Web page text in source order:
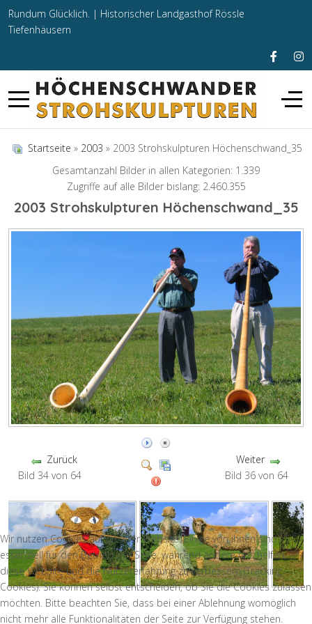
Rundum Glücklich. | Historischer Landgasthof Rössle
Tiefenhäusern
Startseite » 2003 » 2003 Strohskulpturen Höchenschwand_35
Gesamtanzahl Bilder in allen Kategorien: 1.339
Zugriffe auf alle Bilder bislang: 2.460.355
2003 Strohskulpturen Höchenschwand_35
Zurück
Bild 34 von 64
Weiter
Bild 36 von 64
Wir nutzen Cookies auf unserer Website. Einige von ihnen sind
essenziell für den Betrieb der Seite, während andere uns helfen,
diese Website und die Nutzererfahrung zu verbessern (Tracking
Cookies). Sie können selbst entscheiden, ob Sie die Cookies zulassen
möchten. Bitte beachten Sie, dass bei einer Ablehnung womöglich
nicht mehr alle Funktionalitäten der Seite zur Verfügung stehen.